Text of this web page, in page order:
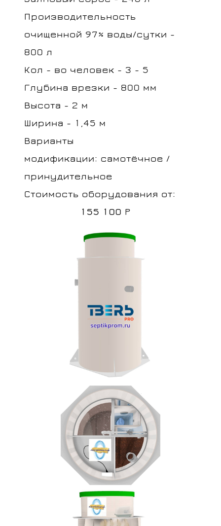
Производительность
очищенной 97% воды/сутки -
800 л
Кол - во человек - 3 - 5
Глубина врезки - 800 мм
Высота - 2 м
Ширина - 1,45 м
Варианты
модификации: самотёчное /
принудительное
Стоимость оборудования от:
155 100 Р